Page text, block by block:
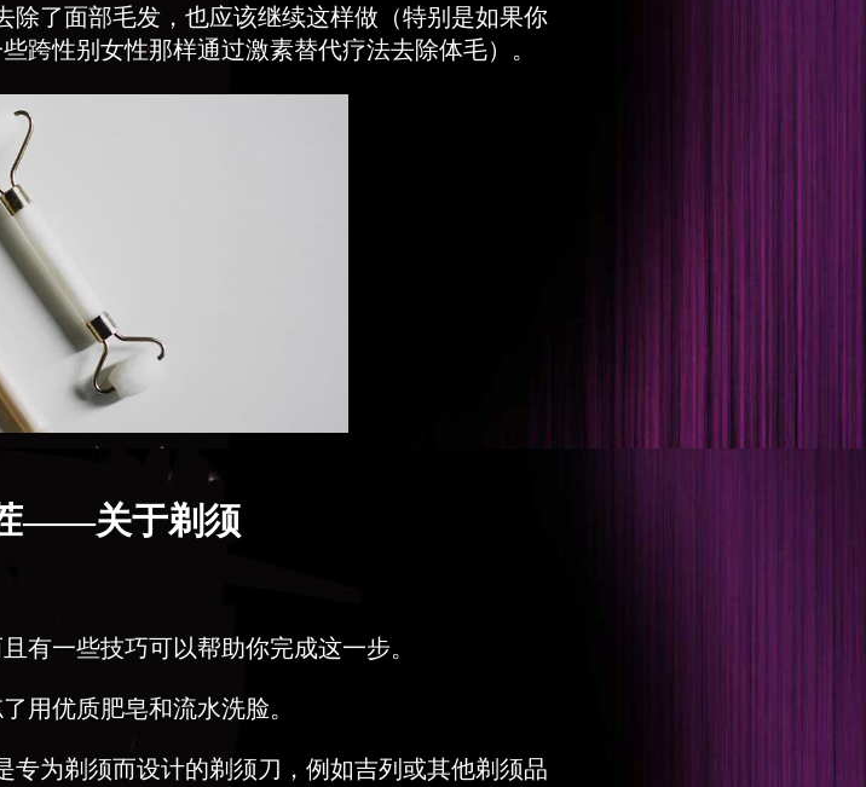
了面部毛发，也应该继续这样做（特别是如果你
跨性别女性那样通过激素替代疗法去除体毛）。
——关于剃须
有一些技巧可以帮助你完成这一步。
用优质肥皂和流水洗脸。
为剃须而设计的剃须刀，例如吉列或其他剃须品